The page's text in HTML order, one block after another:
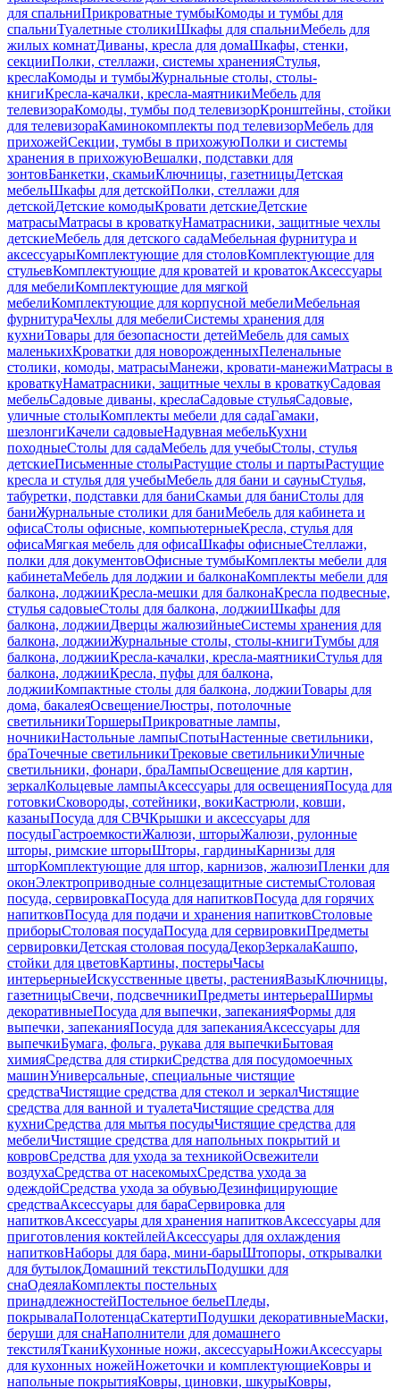
для спальниПрикроватные тумбыКомоды и тумбы для
спальниТуалетные столикиШкафы для спальниМебель для
жилых комнатДиваны, кресла для домаШкафы, стенки,
секцииПолки, стеллажи, системы храненияСтулья,
креслаКомоды и тумбыЖурнальные столы, столы-
книгиКресла-качалки, кресла-маятникиМебель для
телевизораКомоды, тумбы под телевизорКронштейны, стойки
для телевизораКаминокомплекты под телевизорМебель для
прихожейСекции, тумбы в прихожуюПолки и системы
хранения в прихожуюВешалки, подставки для
зонтовБанкетки, скамьиКлючницы, газетницыДетская
мебельШкафы для детскойПолки, стеллажи для
детскойДетские комодыКровати детскиеДетские
матрасыМатрасы в кроваткуНаматрасники, защитные чехлы
детскиеМебель для детского садаМебельная фурнитура и
аксессуарыКомплектующие для столовКомплектующие для
стульевКомплектующие для кроватей и кроватокАксессуары
для мебелиКомплектующие для мягкой
мебелиКомплектующие для корпусной мебелиМебельная
фурнитураЧехлы для мебелиСистемы хранения для
кухниТовары для безопасности детейМебель для самых
маленькихКроватки для новорожденныхПеленальные
столики, комоды, матрасыМанежи, кровати-манежиМатрасы в
кроваткуНаматрасники, защитные чехлы в кроваткуСадовая
мебельСадовые диваны, креслаСадовые стульяСадовые,
уличные столыКомплекты мебели для садаГамаки,
шезлонгиКачели садовыеНадувная мебельКухни
походныеСтолы для садаМебель для учебыСтолы, стулья
детскиеПисьменные столыРастущие столы и партыРастущие
кресла и стулья для учебыМебель для бани и сауныСтулья,
табуретки, подставки для баниСкамьи для баниСтолы для
баниЖурнальные столики для баниМебель для кабинета и
офисаСтолы офисные, компьютерныеКресла, стулья для
офисаМягкая мебель для офисаШкафы офисныеСтеллажи,
полки для документовОфисные тумбыКомплекты мебели для
кабинетаМебель для лоджии и балконаКомплекты мебели для
балкона, лоджииКресла-мешки для балконаКресла подвесные,
стулья садовыеСтолы для балкона, лоджииШкафы для
балкона, лоджииДверцы жалюзийныеСистемы хранения для
балкона, лоджииЖурнальные столы, столы-книгиТумбы для
балкона, лоджииКресла-качалки, кресла-маятникиСтулья для
балкона, лоджииКресла, пуфы для балкона,
лоджииКомпактные столы для балкона, лоджииТовары для
дома, бакалеяОсвещениеЛюстры, потолочные
светильникиТоршерыПрикроватные лампы,
ночникиНастольные лампыСпотыНастенные светильники,
браТочечные светильникиТрековые светильникиУличные
светильники, фонари, браЛампыОсвещение для картин,
зеркалКольцевые лампыАксессуары для освещенияПосуда для
готовкиСковороды, сотейники, вокиКастрюли, ковши,
казаныПосуда для СВЧКрышки и аксессуары для
посудыГастроемкостиЖалюзи, шторыЖалюзи, рулонные
шторы, римские шторыШторы, гардиныКарнизы для
шторКомплектующие для штор, карнизов, жалюзиПленки для
оконЭлектроприводные солнцезащитные системыСтоловая
посуда, сервировкаПосуда для напитковПосуда для горячих
напитковПосуда для подачи и хранения напитковСтоловые
приборыСтоловая посудаПосуда для сервировкиПредметы
сервировкиДетская столовая посудаДекорЗеркалаКашпо,
стойки для цветовКартины, постерыЧасы
интерьерныеИскусственные цветы, растенияВазыКлючницы,
газетницыСвечи, подсвечникиПредметы интерьераШирмы
декоративныеПосуда для выпечки, запеканияФормы для
выпечки, запеканияПосуда для запеканияАксессуары для
выпечкиБумага, фольга, рукава для выпечкиБытовая
химияСредства для стиркиСредства для посудомоечных
машинУниверсальные, специальные чистящие
средстваЧистящие средства для стекол и зеркалЧистящие
средства для ванной и туалетаЧистящие средства для
кухниСредства для мытья посудыЧистящие средства для
мебелиЧистящие средства для напольных покрытий и
ковровСредства для ухода за техникойОсвежители
воздухаСредства от насекомыхСредства ухода за
одеждойСредства ухода за обувьюДезинфицирующие
средстваАксессуары для бараСервировка для
напитковАксессуары для хранения напитковАксессуары для
приготовления коктейлейАксессуары для охлаждения
напитковНаборы для бара, мини-барыШтопоры, открывалки
для бутылокДомашний текстильПодушки для
снаОдеялаКомплекты постельных
принадлежностейПостельное бельеПледы,
покрывалаПолотенцаСкатертиПодушки декоративныеМаски,
беруши для снаНаполнители для домашнего
текстиляТканиКухонные ножи, аксессуарыНожиАксессуары
для кухонных ножейНожеточки и комплектующиеКовры и
напольные покрытияКовры, циновки, шкурыКовры,